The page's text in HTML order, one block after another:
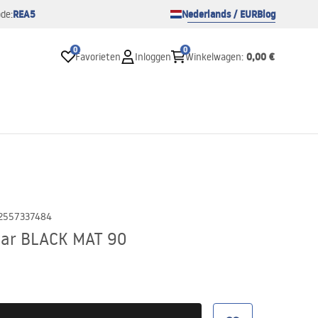
REA5 Nederlands / EURBlog
0
Favorieten Inloggen
0
Winkelwagen: 0,00 €
BLACK MAT 90